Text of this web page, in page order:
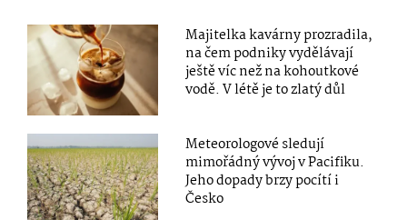
Majitelka kavárny prozradila,
na čem podniky vydělávají
ještě víc než na kohoutkové
vodě. V létě je to zlatý důl
Meteorologové sledují
mimořádný vývoj v Pacifiku.
Jeho dopady brzy pocítí i
Česko